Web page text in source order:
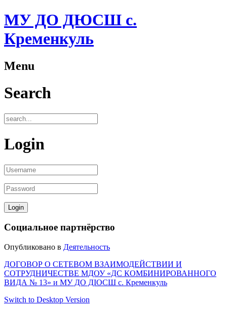
МУ ДО ДЮСШ с.
Кременкуль
Menu
Search
Login
Социальное партнёрство
Опубликовано в Деятельность
ДОГОВОР О СЕТЕВОМ ВЗАИМОДЕЙСТВИИ И
СОТРУДНИЧЕСТВЕ МДОУ «ДС КОМБИНИРОВАННОГО
ВИДА № 13» и МУ ДО ДIОСШ с. Кременкуль
Switch to Desktop Version